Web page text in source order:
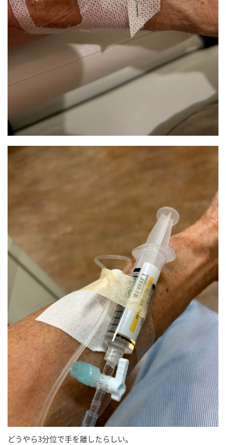
どうやら3分位で手を離したらしい。